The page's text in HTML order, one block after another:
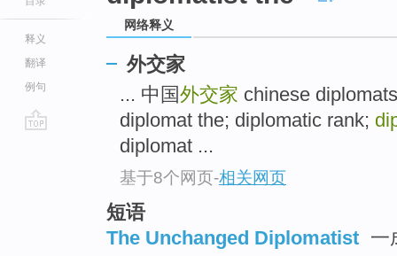
释义
翻译
例句
网络释义
外交家
... 中国外交家 chinese
diplomat the; diplomatic rank;
diplomat ...
基于8个网页-相关网页
短语
The Unchanged Diplomatist 一